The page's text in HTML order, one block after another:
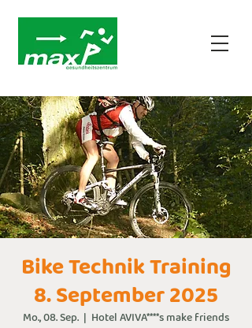
Bike Technik Training
8. September 2025
Mo., 08. Sep.
  |
Hotel AVIVA****s make friends